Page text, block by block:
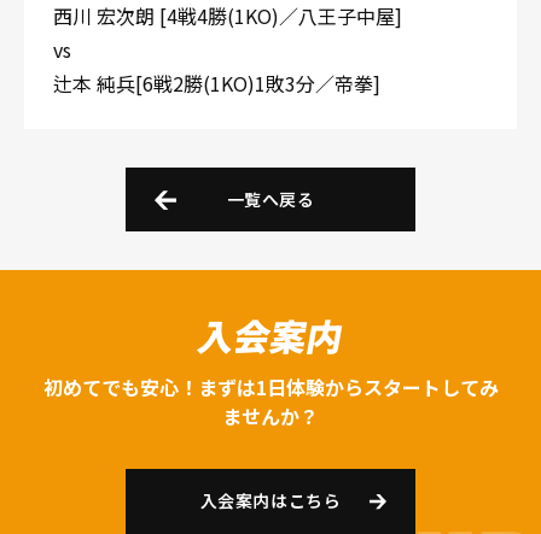
西川 宏次朗 [4戦4勝(1KO)／八王子中屋]
vs
辻本 純兵[6戦2勝(1KO)1敗3分／帝拳]
一覧へ戻る
入会案内
初めてでも安心！まずは1日体験からスタートしてみ
ませんか？
入会案内はこちら